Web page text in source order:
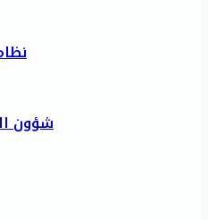
شؤون